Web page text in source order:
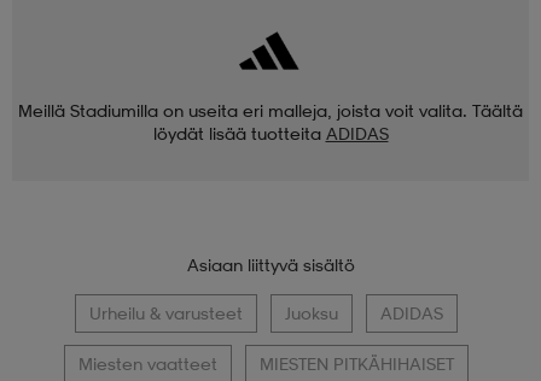
Meillä Stadiumilla on useita eri malleja, joista voit valita. Täältä
löydät lisää tuotteita ADIDAS
Asiaan liittyvä sisältö
Urheilu & varusteet Juoksu ADIDAS
Miesten vaatteet MIESTEN PITKÄHIHAISET